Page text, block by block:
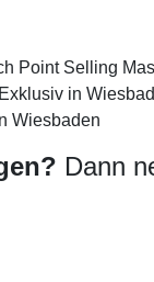
Point Selling
in
Wiesbaden
Dann